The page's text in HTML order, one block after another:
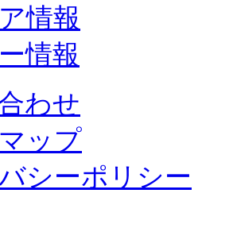
情報
情報
わせ
ップ
シーポリシー